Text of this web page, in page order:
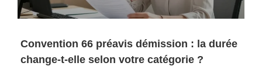
Convention 66 préavis démission : la durée
change-t-elle selon votre catégorie ?